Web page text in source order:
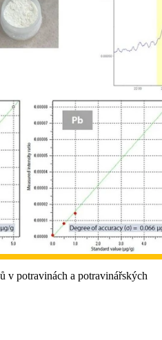
v potravinách a potravinářských